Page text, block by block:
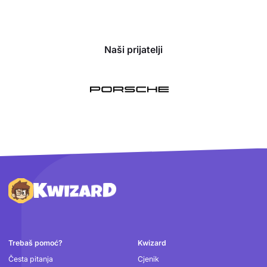
Naši prijatelji
Podnožje
Trebaš pomoć?
Česta pitanja
Kwizard
Cjenik